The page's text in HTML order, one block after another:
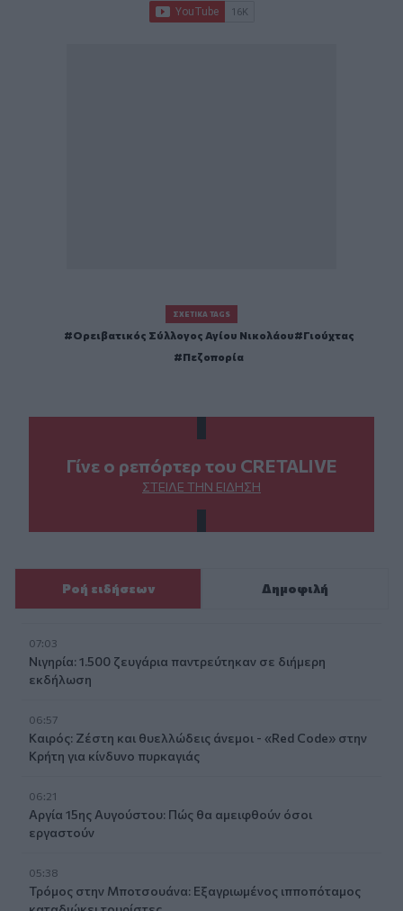
ΣΧΕΤΙΚΆ TAGS
Ορειβατικός Σύλλογος Αγίου Νικολάου
Γιούχτας
Πεζοπορία
Γίνε ο ρεπόρτερ του CRETALIVE
ΣΤΕΊΛΕ ΤΗΝ ΕΊΔΗΣΗ
Ροή ειδήσεων Δημοφιλή
07:03
Νιγηρία: 1.500 ζευγάρια παντρεύτηκαν σε διήμερη
εκδήλωση
06:57
Καιρός: Ζέστη και θυελλώδεις άνεμοι - «Red Code» στην
Κρήτη για κίνδυνο πυρκαγιάς
06:21
Αργία 15ης Αυγούστου: Πώς θα αμειφθούν όσοι
εργαστούν
05:38
Τρόμος στην Μποτσουάνα: Εξαγριωμένος ιπποπόταμος